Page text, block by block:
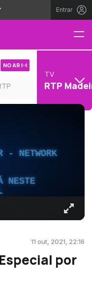
Entrar
NO AR
TV
RTP
- NETWORK
NESTE
11 out, 2021, 22:16
por